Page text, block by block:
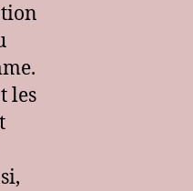
les